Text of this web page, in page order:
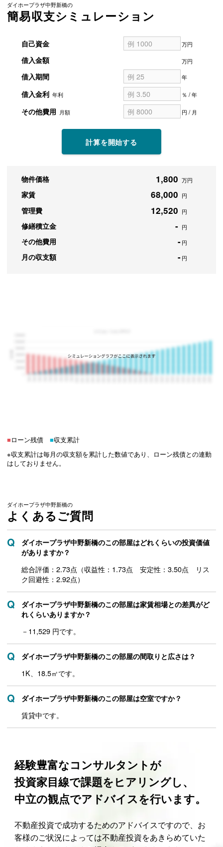
ダイホープラザ中野新橋の
簡易収支シミュレーション
自己資金 万円
借入金額 万円
借入期間 年
借入金利 年利 ％ / 年
その他費用 月額 円 / 月
計算を開始する
物件価格 1,800 万円
家賃 68,000 円
管理費 12,520 円
修繕積立金 - 円
その他費用 - 円
月の収支額 - 円
■ローン残債■収支累計
※収支累計は毎月の収支額を累計した数値であり、ローン残債との連動
はしておりません。
ダイホープラザ中野新橋の
よくあるご質問
ダイホープラザ中野新橋のこの部屋はどれくらいの投資価値
がありますか？
総合評価：2.73点（収益性：1.73点 安定性：3.50点 リス
ク回避性：2.92点）
ダイホープラザ中野新橋のこの部屋は家賃相場との差異がど
れくらいありますか？
－11,529 円です。
ダイホープラザ中野新橋のこの部屋の間取りと広さは？
1K、18.5㎡です。
ダイホープラザ中野新橋のこの部屋は空室ですか？
賃貸中です。
経験豊富なコンサルタントが
投資家目線で課題をヒアリングし、
中立の観点でアドバイスを行います。
不動産投資で成功するためのアドバイスですので、お
客様のご状況によっては不動産投資をあきらめていた